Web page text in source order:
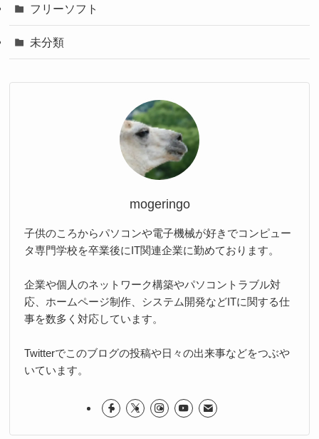
フリーソフト
未分類
mogeringo
子供のころからパソコンや電子機械が好きでコンピュー
タ専門学校を卒業後にIT関連企業に勤めております。
企業や個人のネットワーク構築やパソコントラブル対
応、ホームページ制作、システム開発などITに関する仕
事を数多く対応しています。
Twitterでこのブログの投稿や日々の出来事などをつぶや
いています。